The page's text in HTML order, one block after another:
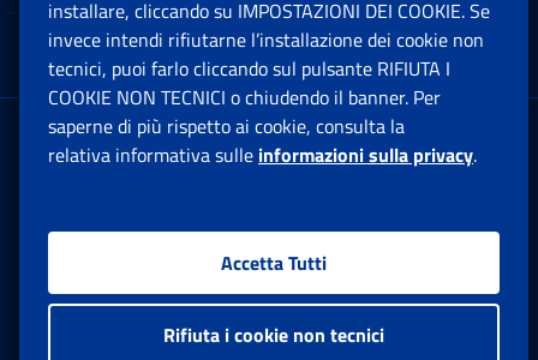
App mobile
Sede Legale : Via Ciro il Grande, 21
00144 Roma
Facebook: Apre una nuova finestra
Twitter: Apre una nuova finestra
Whatsapp: Apre una nuova
Youtube: Apre una
Instagram:
installare, cliccando su IMPOSTAZIONI DEI COOKIE. Se
invece intendi rifiutarne l’installazione dei cookie non
tecnici, puoi farlo cliccando sul pulsante RIFIUTA I
COOKIE NON TECNICI o chiudendo il banner. Per
saperne di più rispetto ai cookie, consulta la
relativa informativa sulle informazioni sulla privacy.
Accetta Tutti
Rifiuta i cookie non tecnici